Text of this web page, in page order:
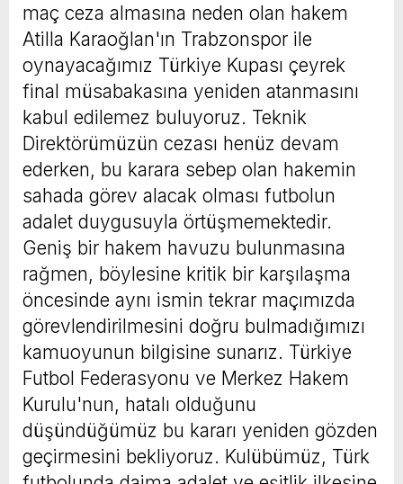
maç ceza almasına neden olan hakem
Atilla Karaoğlan'ın Trabzonspor ile
oynayacağımız Türkiye Kupası çeyrek
final müsabakasına yeniden atanmasını
kabul edilemez buluyoruz. Teknik
Direktörümüzün cezası henüz devam
ederken, bu karara sebep olan hakemin
sahada görev alacak olması futbolun
adalet duygusuyla örtüşmemektedir.
Geniş bir hakem havuzu bulunmasına
rağmen, böylesine kritik bir karşılaşma
öncesinde aynı ismin tekrar maçımızda
görevlendirilmesini doğru bulmadığımızı
kamuoyunun bilgisine sunarız. Türkiye
Futbol Federasyonu ve Merkez Hakem
Kurulu'nun, hatalı olduğunu
düşündüğümüz bu kararı yeniden gözden
geçirmesini bekliyoruz. Kulübümüz, Türk